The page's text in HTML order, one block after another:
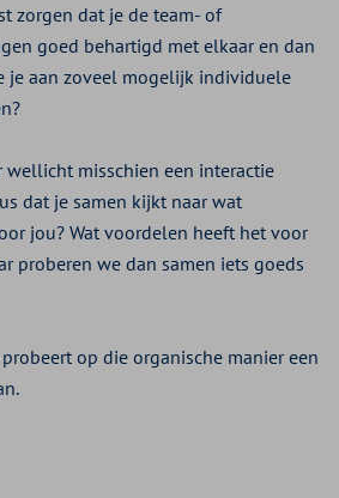
zorgen dat je de team- of
goed behartigd met elkaar en dan
je aan zoveel mogelijk individuele
wellicht misschien een interactie
dat je samen kijkt naar wat
jou? Wat voordelen heeft het voor
proberen we dan samen iets goeds
probeert op die organische manier een